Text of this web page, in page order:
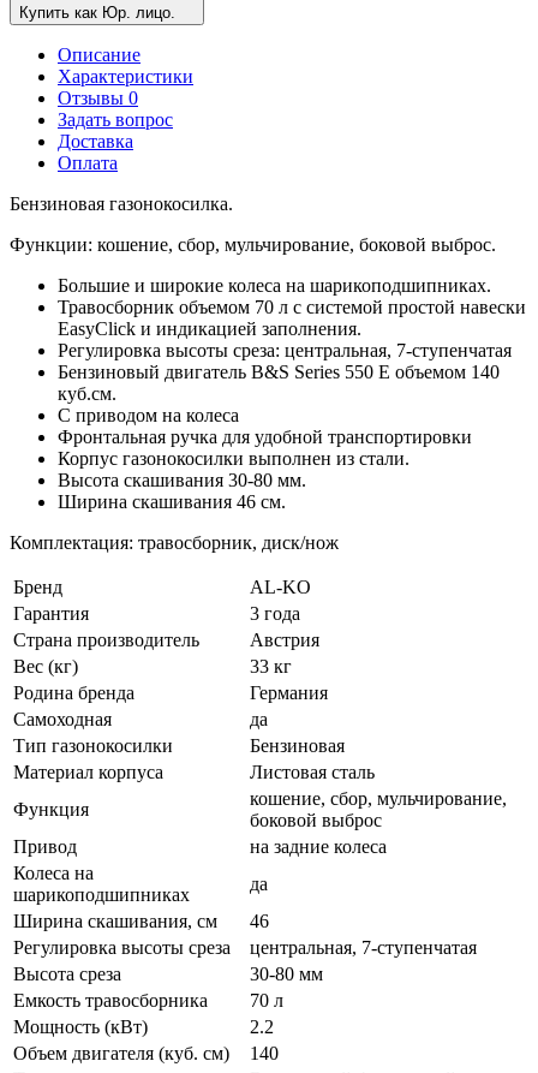
Купить как Юр. лицо.
Описание
Характеристики
Отзывы 0
Задать вопрос
Доставка
Оплата
Бензиновая газонокосилка.
Функции: кошение, сбор, мульчирование, боковой выброс.
Большие и широкие колеса на шарикоподшипниках.
Травосборник объемом 70 л с системой простой навески
EasyClick и индикацией заполнения.
Регулировка высоты среза: центральная, 7-ступенчатая
Бензиновый двигатель B&S Series 550 E объемом 140
куб.см.
С приводом на колеса
Фронтальная ручка для удобной транспортировки
Корпус газонокосилки выполнен из стали.
Высота скашивания 30-80 мм.
Ширина скашивания 46 см.
Комплектация: травосборник, диск/нож
Бренд
AL-KO
Гарантия
3 года
Страна производитель
Австрия
Вес (кг)
33 кг
Родина бренда
Германия
Самоходная
да
Тип газонокосилки
Бензиновая
Материал корпуса
Листовая сталь
Функция
кошение, сбор, мульчирование,
боковой выброс
Привод
на задние колеса
Колеса на
шарикоподшипниках
да
Ширина скашивания, см
46
Регулировка высоты среза
центральная, 7-ступенчатая
Высота среза
30-80 мм
Емкость травосборника
70 л
Мощность (кВт)
2.2
Объем двигателя (куб. см)
140